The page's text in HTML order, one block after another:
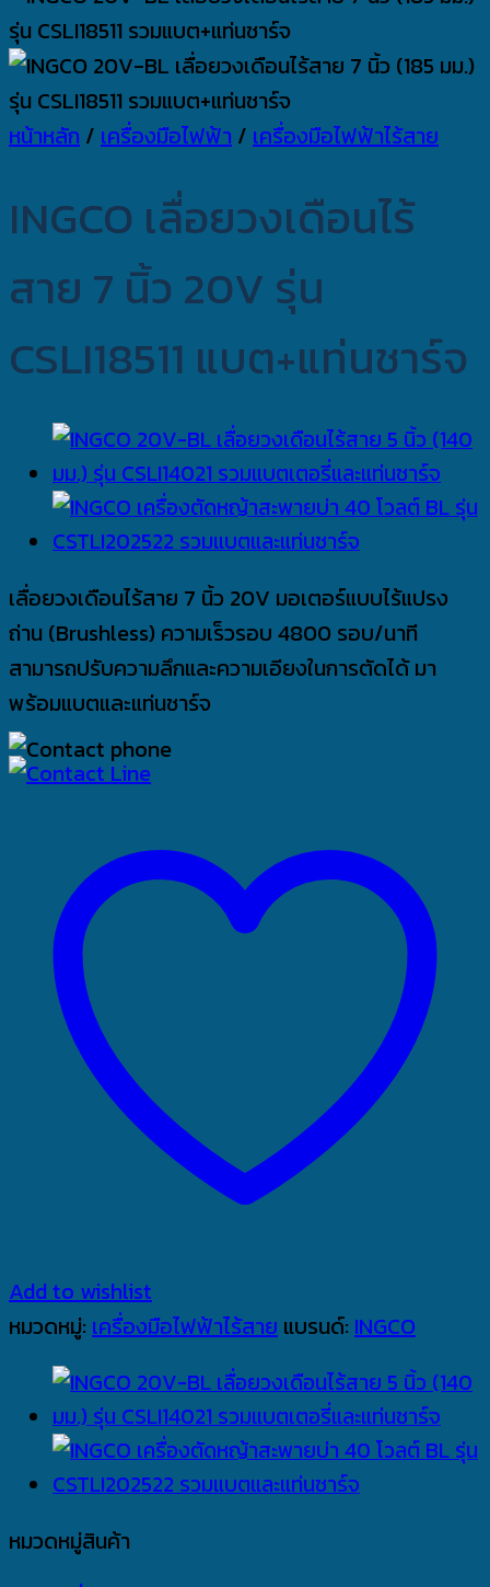
หน้าหลัก / เครื่องมือไฟฟ้า / เครื่องมือไฟฟ้าไร้สาย
INGCO เลื่อยวงเดือนไร้
สาย 7 นิ้ว 20V รุ่น
CSLI18511 แบต+แท่นชาร์จ
เลื่อยวงเดือนไร้สาย 7 นิ้ว 20V มอเตอร์แบบไร้แปรง
ถ่าน (Brushless) ความเร็วรอบ 4800 รอบ/นาที
สามารถปรับความลึกและความเอียงในการตัดได้ มา
พร้อมแบตและแท่นชาร์จ
Add to wishlist
หมวดหมู่: เครื่องมือไฟฟ้าไร้สาย แบรนด์: INGCO
หมวดหมู่สินค้า